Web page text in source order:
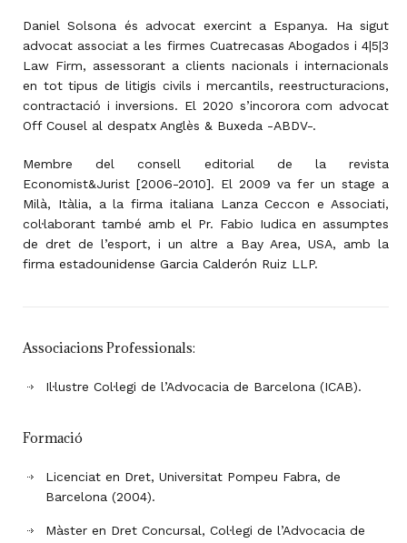
Daniel Solsona és advocat exercint a Espanya. Ha sigut
advocat associat a les firmes Cuatrecasas Abogados i 4|5|3
Law Firm, assessorant a clients nacionals i internacionals
en tot tipus de litigis civils i mercantils, reestructuracions,
contractació i inversions. El 2020 s’incorora com advocat
Off Cousel al despatx Anglès & Buxeda -ABDV-.
Membre del consell editorial de la revista
Economist&Jurist [2006-2010]. El 2009 va fer un stage a
Milà, Itàlia, a la firma italiana Lanza Ceccon e Associati,
col·laborant també amb el Pr. Fabio Iudica en assumptes
de dret de l’esport, i un altre a Bay Area, USA, amb la
firma estadounidense Garcia Calderón Ruiz LLP.
Associacions Professionals:
Il·lustre Col·legi de l’Advocacia de Barcelona (ICAB).
Formació
Licenciat en Dret, Universitat Pompeu Fabra, de
Barcelona (2004).
Màster en Dret Concursal, Col·legi de l’Advocacia de